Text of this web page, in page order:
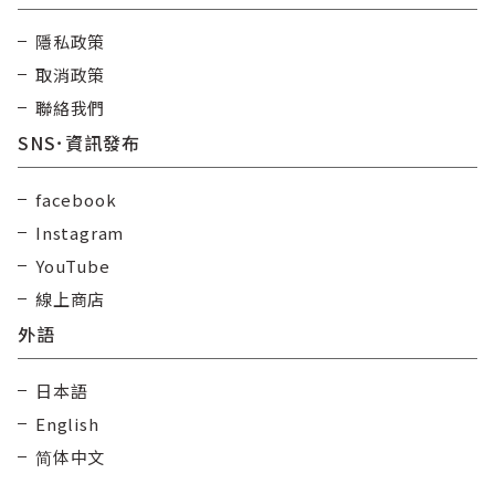
隱私政策
取消政策
聯絡我們
SNS･資訊發布
facebook
Instagram
YouTube
線上商店
外語
日本語
English
简体中文